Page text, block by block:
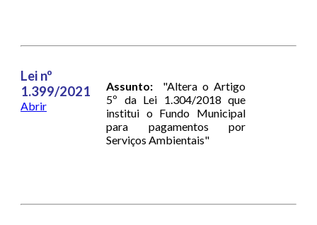
Lei nº
1.399/2021
Abrir
Assunto:
"Altera o Artigo
5º da Lei 1.304/2018 que
institui o Fundo Municipal
para pagamentos por
Serviços Ambientais"